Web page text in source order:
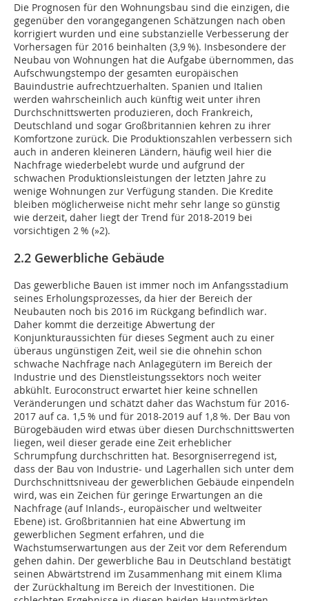
Die Prognosen für den Wohnungsbau sind die einzigen, die
gegenüber den vorangegangenen Schätzungen nach oben
korrigiert wurden und eine substanzielle Verbesserung der
Vorhersagen für 2016 beinhalten (3,9 %). Insbesondere der
Neubau von Wohnungen hat die Aufgabe übernommen, das
Aufschwungstempo der gesamten europäischen
Bauindustrie aufrechtzuerhalten. Spanien und Italien
werden wahrscheinlich auch künftig weit unter ihren
Durchschnittswerten produzieren, doch Frankreich,
Deutschland und sogar Großbritannien kehren zu ihrer
Komfortzone zurück. Die Produktionszahlen verbessern sich
auch in anderen kleineren Ländern, häufig weil hier die
Nachfrage wiederbelebt wurde und aufgrund der
schwachen Produktionsleistungen der letzten Jahre zu
wenige Wohnungen zur Verfügung standen. Die Kredite
bleiben möglicherweise nicht mehr sehr lange so günstig
wie derzeit, daher liegt der Trend für 2018-2019 bei
vorsichtigen 2 % (»2).
2.2 Gewerbliche Gebäude
Das gewerbliche Bauen ist immer noch im Anfangsstadium
seines Erholungsprozesses, da hier der Bereich der
Neubauten noch bis 2016 im Rückgang befindlich war.
Daher kommt die derzeitige Abwertung der
Konjunkturaussichten für dieses Segment auch zu einer
überaus ungünstigen Zeit, weil sie die ohnehin schon
schwache Nachfrage nach Anlagegütern im Bereich der
Industrie und des Dienstleistungssektors noch weiter
abkühlt. Euroconstruct erwartet hier keine schnellen
Veränderungen und schätzt daher das Wachstum für 2016-
2017 auf ca. 1,5 % und für 2018-2019 auf 1,8 %. Der Bau von
Bürogebäuden wird etwas über diesen Durchschnittswerten
liegen, weil dieser gerade eine Zeit erheblicher
Schrumpfung durchschritten hat. Besorgniserregend ist,
dass der Bau von Industrie- und Lagerhallen sich unter dem
Durchschnittsniveau der gewerblichen Gebäude einpendeln
wird, was ein Zeichen für geringe Erwartungen an die
Nachfrage (auf Inlands-, europäischer und weltweiter
Ebene) ist. Großbritannien hat eine Abwertung im
gewerblichen Segment erfahren, und die
Wachstumserwartungen aus der Zeit vor dem Referendum
gehen dahin. Der gewerbliche Bau in Deutschland bestätigt
seinen Abwärtstrend im Zusammenhang mit einem Klima
der Zurückhaltung im Bereich der Investitionen. Die